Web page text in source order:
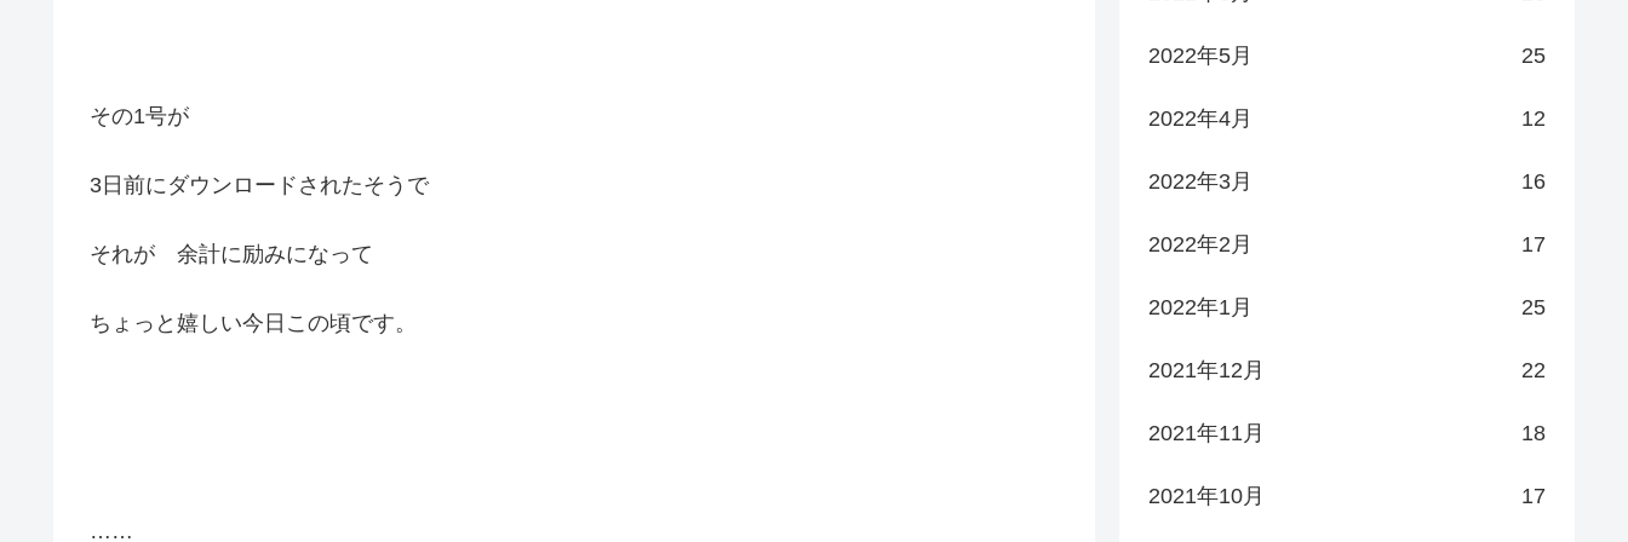
その1号が
3日前にダウンロードされたそうで
それが 余計に励みになって
ちょっと嬉しい今日この頃です。
……
2022年5月 25
2022年4月 12
2022年3月 16
2022年2月 17
2022年1月 25
2021年12月 22
2021年11月 18
2021年10月 17